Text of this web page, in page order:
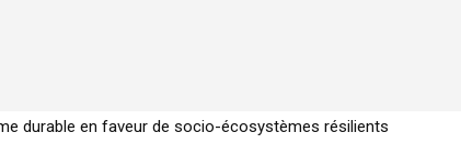
un modèle économique régénératif du vivant …